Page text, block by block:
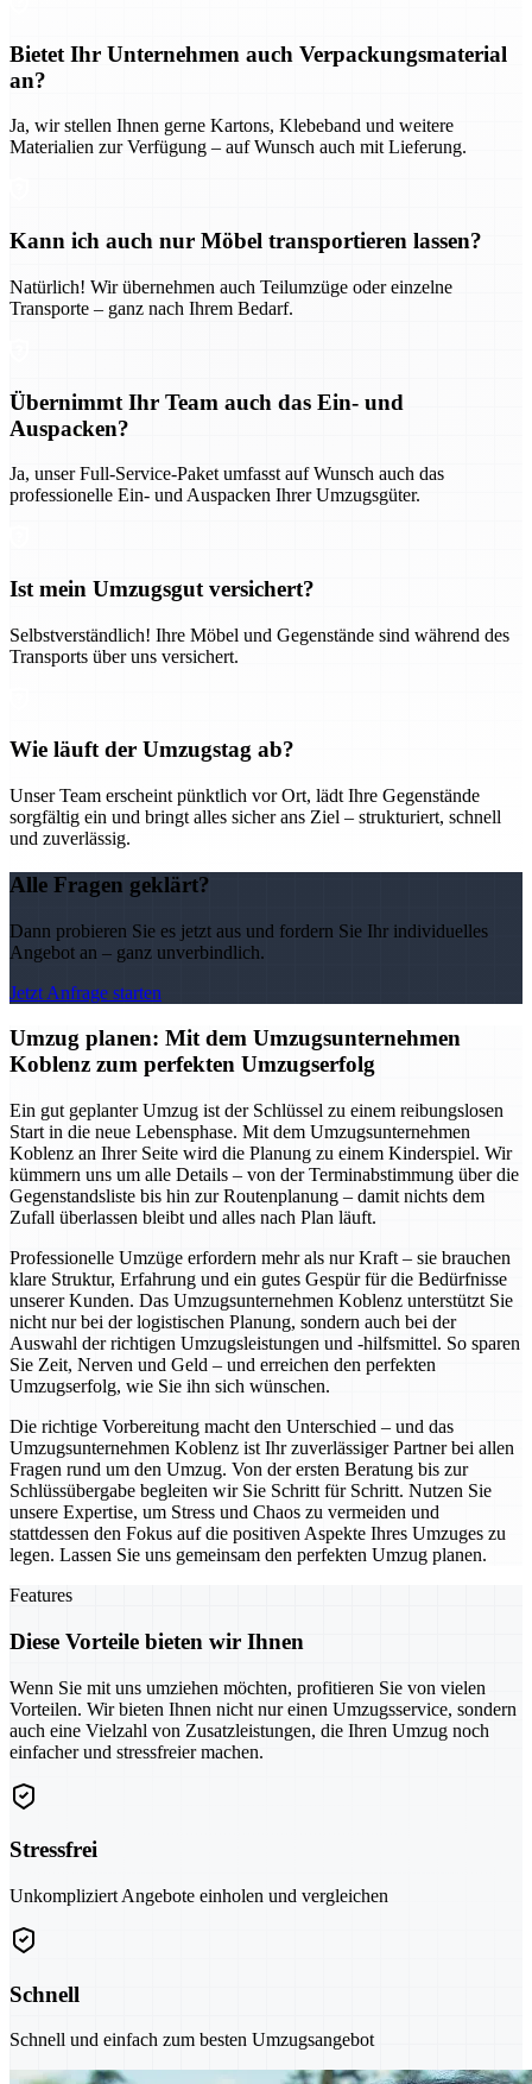
Bietet Ihr Unternehmen auch Verpackungsmaterial
an?
Ja, wir stellen Ihnen gerne Kartons, Klebeband und weitere
Materialien zur Verfügung – auf Wunsch auch mit Lieferung.
Kann ich auch nur Möbel transportieren lassen?
Natürlich! Wir übernehmen auch Teilumzüge oder einzelne
Transporte – ganz nach Ihrem Bedarf.
Übernimmt Ihr Team auch das Ein- und
Auspacken?
Ja, unser Full-Service-Paket umfasst auf Wunsch auch das
professionelle Ein- und Auspacken Ihrer Umzugsgüter.
Ist mein Umzugsgut versichert?
Selbstverständlich! Ihre Möbel und Gegenstände sind während des
Transports über uns versichert.
Wie läuft der Umzugstag ab?
Unser Team erscheint pünktlich vor Ort, lädt Ihre Gegenstände
sorgfältig ein und bringt alles sicher ans Ziel – strukturiert, schnell
und zuverlässig.
Alle Fragen geklärt?
Dann probieren Sie es jetzt aus und fordern Sie Ihr individuelles
Angebot an – ganz unverbindlich.
Jetzt Anfrage starten
Umzug planen: Mit dem Umzugsunternehmen
Koblenz zum perfekten Umzugserfolg
Ein gut geplanter Umzug ist der Schlüssel zu einem reibungslosen
Start in die neue Lebensphase. Mit dem Umzugsunternehmen
Koblenz an Ihrer Seite wird die Planung zu einem Kinderspiel. Wir
kümmern uns um alle Details – von der Terminabstimmung über die
Gegenstandsliste bis hin zur Routenplanung – damit nichts dem
Zufall überlassen bleibt und alles nach Plan läuft.
Professionelle Umzüge erfordern mehr als nur Kraft – sie brauchen
klare Struktur, Erfahrung und ein gutes Gespür für die Bedürfnisse
unserer Kunden. Das Umzugsunternehmen Koblenz unterstützt Sie
nicht nur bei der logistischen Planung, sondern auch bei der
Auswahl der richtigen Umzugsleistungen und -hilfsmittel. So sparen
Sie Zeit, Nerven und Geld – und erreichen den perfekten
Umzugserfolg, wie Sie ihn sich wünschen.
Die richtige Vorbereitung macht den Unterschied – und das
Umzugsunternehmen Koblenz ist Ihr zuverlässiger Partner bei allen
Fragen rund um den Umzug. Von der ersten Beratung bis zur
Schlüssübergabe begleiten wir Sie Schritt für Schritt. Nutzen Sie
unsere Expertise, um Stress und Chaos zu vermeiden und
stattdessen den Fokus auf die positiven Aspekte Ihres Umzuges zu
legen. Lassen Sie uns gemeinsam den perfekten Umzug planen.
Features
Diese Vorteile bieten wir Ihnen
Wenn Sie mit uns umziehen möchten, profitieren Sie von vielen
Vorteilen. Wir bieten Ihnen nicht nur einen Umzugsservice, sondern
auch eine Vielzahl von Zusatzleistungen, die Ihren Umzug noch
einfacher und stressfreier machen.
Stressfrei
Unkompliziert Angebote einholen und vergleichen
Schnell
Schnell und einfach zum besten Umzugsangebot